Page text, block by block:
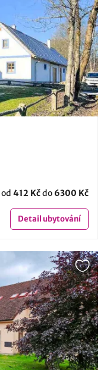
412 Kčdo 6300 Kč
Detailubytování